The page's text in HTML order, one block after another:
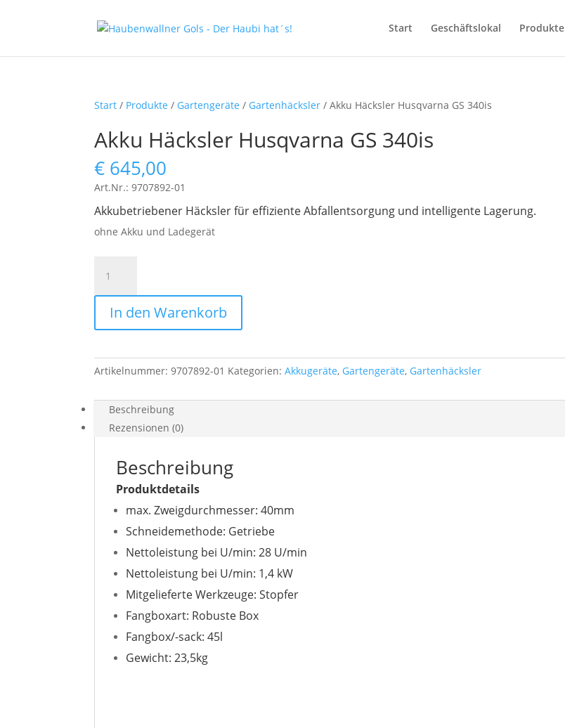
Start Geschäftslokal Produkte
Start / Produkte / Gartengeräte / Gartenhäcksler / Akku Häcksler Husqvarna GS 340is
Akku Häcksler Husqvarna GS 340is
€ 645,00
Art.Nr.: 9707892-01
Akkubetriebener Häcksler für effiziente Abfallentsorgung und intelligente Lagerung.
ohne Akku und Ladegerät
Häcksler
Husqvarna
340is
In den Warenkorb
Artikelnummer:9707892-01 Kategorien:Akkugeräte, Gartengeräte, Gartenhäcksler
Beschreibung
Rezensionen (0)
Beschreibung
Produktdetails
max. Zweigdurchmesser: 40mm
Schneidemethode: Getriebe
Nettoleistung bei U/min: 28 U/min
Nettoleistung bei U/min: 1,4 kW
Mitgelieferte Werkzeuge: Stopfer
Fangboxart: Robuste Box
Fangbox/-sack: 45l
Gewicht: 23,5kg